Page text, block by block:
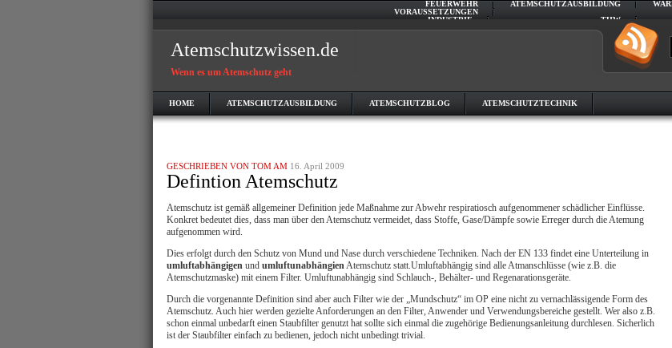
ATEMSCHUTZAUSBILDUNG
FEUERWEHR
VORAUSSETZUNGEN
THW
INDUSTRIE
Atemschutzwissen.de
Wenn es um Atemschutz geht
HOME ATEMSCHUTZAUSBILDUNG ATEMSCHUTZBLOG ATEMSCHUTZTECHNIK
GESCHRIEBEN VON TOM AM 16. April 2009
Defintion Atemschutz
Atemschutz ist gemäß allgemeiner Definition jede Maßnahme zur Abwehr respiratiosch aufgenommener schädlicher Einflüsse.
Konkret bedeutet dies, dass man über den Atemschutz vermeidet, dass Stoffe, Gase/Dämpfe sowie Erreger durch die Atemung
aufgenommen wird.
Dies erfolgt durch den Schutz von Mund und Nase durch verschiedene Techniken. Nach der EN 133 findet eine Unterteilung in
umluftabhängigen und umluftunabhängienAtemschutz statt.Umluftabhängig sind alle Atmanschlüsse (wie z.B. die
Atemschutzmaske) mit einem Filter. Umluftunabhängig sind Schlauch-, Behälter- und Regenarationsgeräte.
Durch die vorgenannte Definition sind aber auch Filter wie der „Mundschutz“ im OP eine nicht zu vernachlässigende Form des
Atemschutz. Auch hier werden gezielte Anforderungen an den Filter, Anwender und Verwendungsbereiche gestellt. Wer also z.B.
schon einmal unbedarft einen Staubfilter genutzt hat sollte sich einmal die zugehörige Bedienungsanleitung durchlesen. Sicherlich
ist der Staubfilter einfach zu bedienen, jedoch nicht unbedingt trivial.